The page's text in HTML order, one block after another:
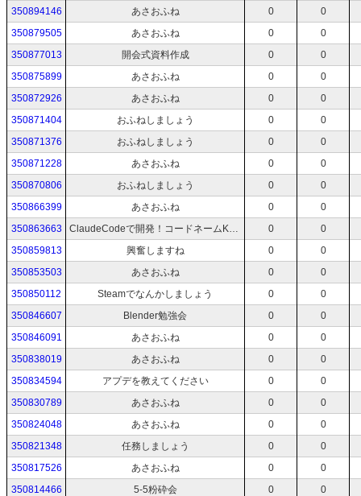
350894146
あさおふね 0
0
350879505
あさおふね 0
0
350877013
開会式資料作成 0
0
350875899
あさおふね 0
0
350872926
あさおふね 0
0
350871404
おふねしましょう 0
0
350871376
おふねしましょう 0
0
350871228
あさおふね 0
0
350870806
おふねしましょう 0
0
350866399
あさおふね 0
0
350863663
ClaudeCodeで開発！コードネームKANOHAN-C 0
0
350859813
興奮しますね 0
0
350853503
あさおふね 0
0
350850112
Steamでなんかしましょう 0
0
350846607
Blender勉強会 0
0
350846091
あさおふね 0
0
350838019
あさおふね 0
0
350834594
アプデを教えてください 0
0
350830789
あさおふね 0
0
350824048
あさおふね 0
0
350821348
任務しましょう 0
0
350817526
あさおふね 0
0
350814466
5-5粉砕会 0
0